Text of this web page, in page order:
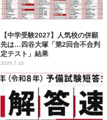
【中学受験2027】人気校の併願
先は…四谷大塚「第2回合不合判
定テスト」結果
2026.7.16